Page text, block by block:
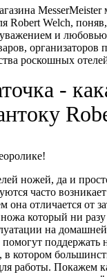
Robert Welch,
уважением и любовью
роскошных
-
ножей, да и
часто
она отличается от
который ни разу
на
помогут
в котором
работы. Покажем